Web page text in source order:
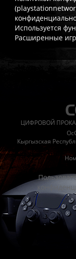
Используется
Расширенные
Часто
Работает ли
Что если игра не
Есть ли
ЦИФРОВОЙ ПРОКАТ
Кыргызская